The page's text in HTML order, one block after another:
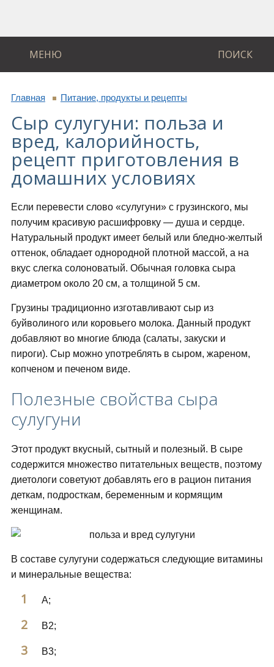
МЕНЮ ПОИСК
Главная Питание, продукты и рецепты
Сыр сулугуни: польза и
вред, калорийность,
рецепт приготовления в
домашних условиях
Если перевести слово «сулугуни» с грузинского, мы
получим красивую расшифровку — душа и сердце.
Натуральный продукт имеет белый или бледно-желтый
оттенок, обладает однородной плотной массой, а на
вкус слегка солоноватый. Обычная головка сыра
диаметром около 20 см, а толщиной 5 см.
Грузины традиционно изготавливают сыр из
буйволиного или коровьего молока. Данный продукт
добавляют во многие блюда (салаты, закуски и
пироги). Сыр можно употреблять в сыром, жареном,
копченом и печеном виде.
Полезные свойства сыра
сулугуни
Этот продукт вкусный, сытный и полезный. В сыре
содержится множество питательных веществ, поэтому
диетологи советуют добавлять его в рацион питания
деткам, подросткам, беременным и кормящим
женщинам.
В составе сулугуни содержаться следующие витамины
и минеральные вещества:
А;
В2;
В3;